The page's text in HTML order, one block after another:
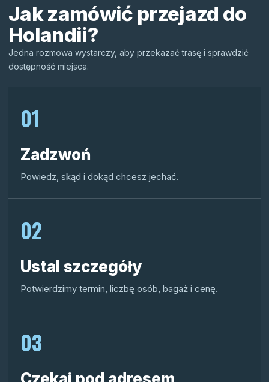
Jak zamówić przejazd do
Holandii?
Jedna rozmowa wystarczy, aby przekazać trasę i sprawdzić
dostępność miejsca.
01
Zadzwoń
Powiedz, skąd i dokąd chcesz jechać.
02
Ustal szczegóły
Potwierdzimy termin, liczbę osób, bagaż i cenę.
03